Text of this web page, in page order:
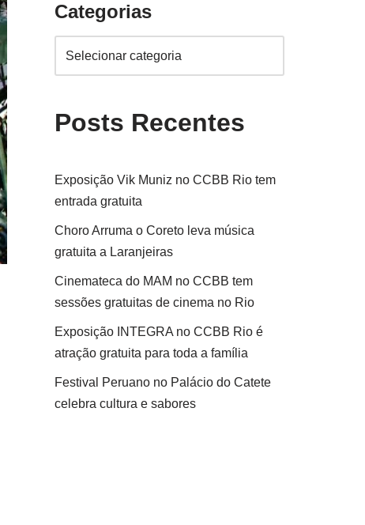
Categorias
Posts Recentes
Exposição Vik Muniz no CCBB Rio tem
entrada gratuita
Choro Arruma o Coreto leva música
gratuita a Laranjeiras
Cinemateca do MAM no CCBB tem
sessões gratuitas de cinema no Rio
Exposição INTEGRA no CCBB Rio é
atração gratuita para toda a família
Festival Peruano no Palácio do Catete
celebra cultura e sabores